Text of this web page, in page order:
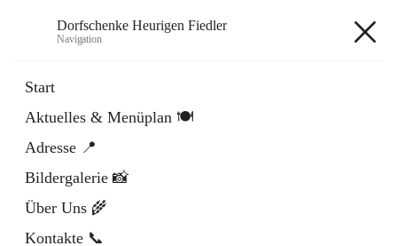
Dorfschenke Heurigen Fiedler
Navigation
Start
Aktuelles & Menüplan 🍽️
Adresse 📍
Bildergalerie 📸
Über Uns 🌾
Kontakte 📞
Externe Webseite
in
Tab
Instagram
Externe Webseite
öffnet
in
neuem
Tab